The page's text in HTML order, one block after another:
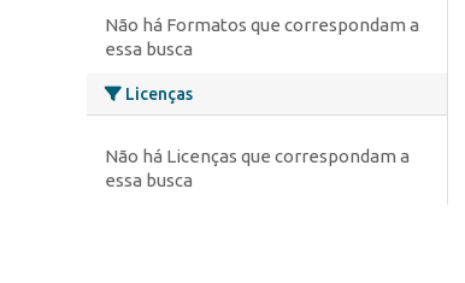
Não há Formatos que correspondam a
essa busca
Licenças
Não há Licenças que correspondam a
essa busca